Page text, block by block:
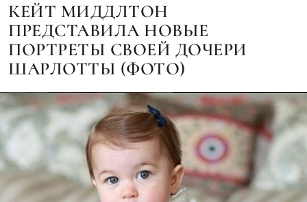
КЕЙТ МИДДЛТОН
ПРЕДСТАВИЛА НОВЫЕ
ПОРТРЕТЫ СВОЕЙ ДОЧЕРИ
ШАРЛОТТЫ (ФОТО)